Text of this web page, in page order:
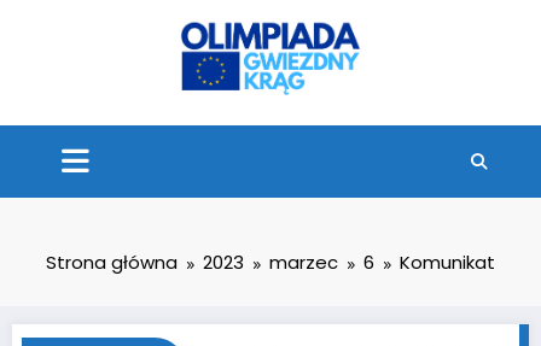
Strona główna 2023 marzec 6 Komunikat